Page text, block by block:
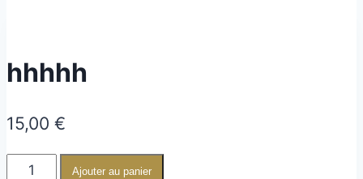
hhhhh
15,00 €
Ajouter au panier